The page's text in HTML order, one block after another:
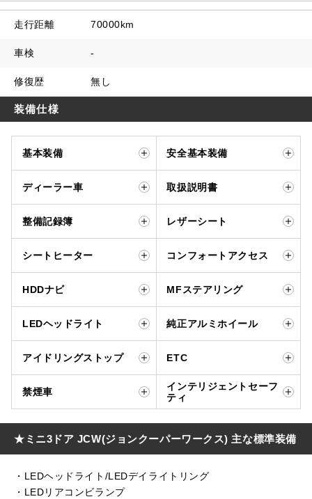
走行距離 70000km
車検 -
修復歴 無し
装備仕様
基本装備 安全基本装備
ディーラー車 取扱説明書
整備記録簿 レザーシート
シートヒーター コンフォートアクセス
HDDナビ MFステアリング
LEDヘッドライト 純正アルミホイール
アイドリングストップ ETC
禁煙車
インテリジェントセーフ
ティ
★ミニ3ドア JCW(ジョンクーパーワークス) 主な標準装備
・LEDヘッドライト/LEDデイライトリング
・LEDリアコンビランプ